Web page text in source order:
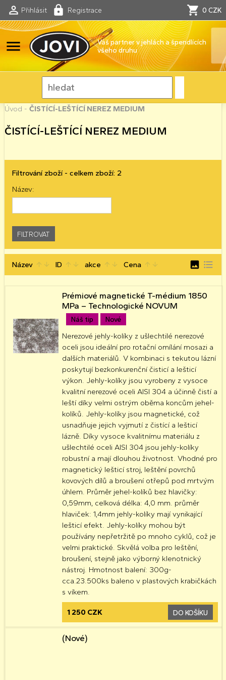
Přihlásit Registrace 0 CZK
menu
Váš partner v jehlách a špendlících
všeho druhu
Úvod - ČISTÍCÍ-LEŠTÍCÍ NEREZ MEDIUM
ČISTÍCÍ-LEŠTÍCÍ NEREZ MEDIUM
Filtrování zboží - celkem zboží: 2
Název:
Název arrow_upward arrow_downward ID arrow_upward arrow_downward akce arrow_upward arrow_downward Cena arrow_upward arrow_downward image format_list_bulleted
Náš tip Nové
Prémiové magnetické T-médium 1850
MPa – Technologické NOVUM
Nerezové jehly-kolíky z ušlechtilé nerezové
oceli jsou ideální pro rotační omílání mosazi a
dalších materiálů. V kombinaci s tekutou lázní
poskytují bezkonkurenční čisticí a lešticí
výkon. Jehly-kolíky jsou vyrobeny z vysoce
kvalitní nerezové oceli AISI 304 a účinně čistí a
leští díky velmi ostrým oběma koncům jehel-
kolíků. Jehly-kolíky jsou magnetické, což
usnadňuje jejich vyjmutí z čistící a lešticí
lázně. Díky vysoce kvalitnímu materiálu z
ušlechtilé oceli AISI 304 jsou jehly-kolíky
robustní a mají dlouhou životnost. Vhodné pro
magnetický lešticí stroj, leštění povrchů
kovových dílů a broušení otřepů pod mrtvým
úhlem. Průměr jehel-kolíků bez hlavičky:
0,59mm, celková délka: 4,0 mm. průměr
hlaviček: 1,4mm jehly-kolíky mají vynikající
lešticí efekt. Jehly-kolíky mohou být
používány nepřetržitě po mnoho cyklů, což je
velmi praktické. Skvělá volba pro leštění,
broušení, stejně jako výborný klenotnický
nástroj. Hmotnost balení: 300g-
cca.23.500ks baleno v plastových krabičkách
s víkem.
1 250 CZK DO KOŠÍKU
(Nové)